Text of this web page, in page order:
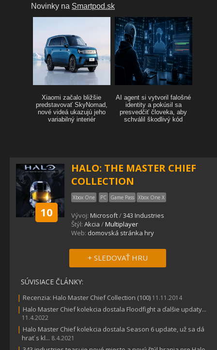
10
HALO: THE MASTER CHIEF
COLLECTION
Xbox One PC Game Pass Xbox One X
Vývoj: Microsoft/343 Industries
Štýl: Akcia /Multiplayer
Web: domovská stránka hry
+ SLEDOVAŤ HRU
SÚVISIACE ČLÁNKY:
| Recenzia: Halo Master Chief Collection (100) 11.11.2014
| Halo Master Chief kolekcia dostala Floodfight a ďalšie updaty...
11.4.2022
| Halo Master Chief kolekcia dostala Season 6 update, už sa dá
hrať s kl... 8.4.2021